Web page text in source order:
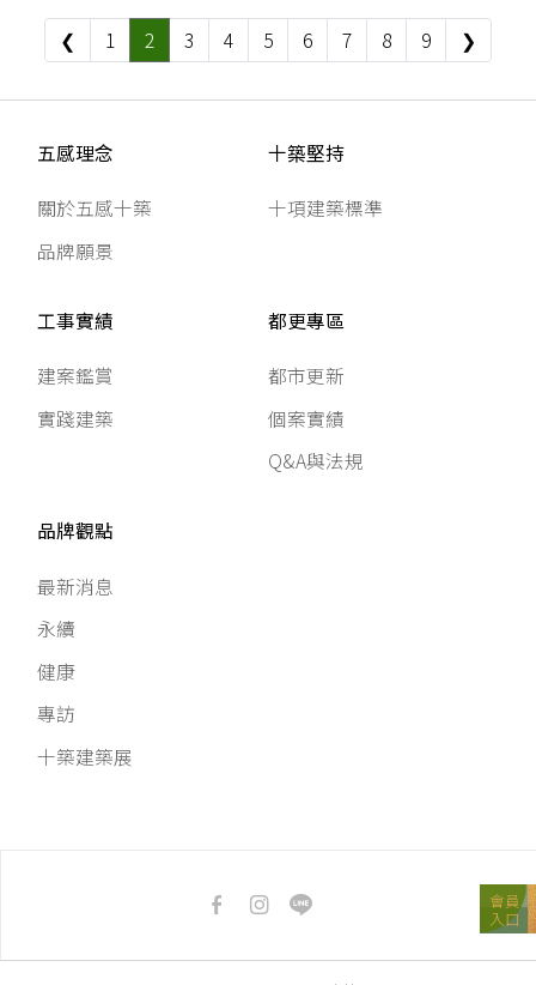
會員
入口
❮ 1 2 3 4 5 6 7 8 9 ❯
五感理念
關於五感十築
品牌願景
十築堅持
十項建築標準
工事實績
建案鑑賞
實踐建築
都更專區
都市更新
個案實績
Q&A與法規
品牌觀點
最新消息
永續
健康
專訪
十築建築展